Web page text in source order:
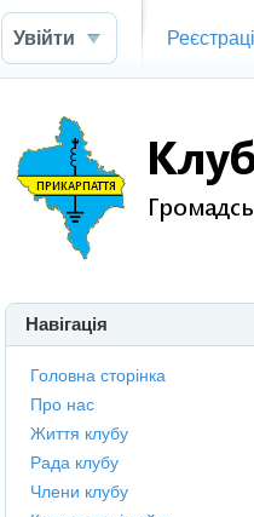
Увійти
Навігація
Головна сторінка
Про нас
Життя клубу
Рада клубу
Члени клубу